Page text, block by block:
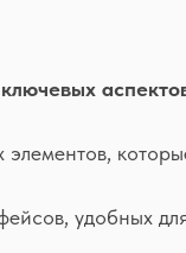
элементов,
удобных